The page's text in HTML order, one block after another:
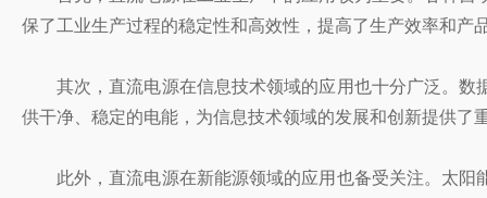
保了工业生产过程的稳定性和高效性，提高了生产效率和产
其次，直流电源在信息技术领域的应用也十分广泛。
供干净、稳定的电能，为信息技术领域的发展和创新提供了
此外，直流电源在新能源领域的应用也备受关注。太